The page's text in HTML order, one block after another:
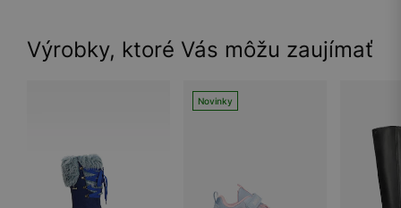
Výrobky, ktoré Vás môžu zaujímať
Novinky